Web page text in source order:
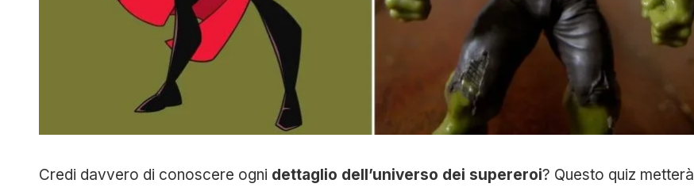
Credi davvero di conoscere ogni dettaglio dell’universo dei supereroi? Questo quiz metterà